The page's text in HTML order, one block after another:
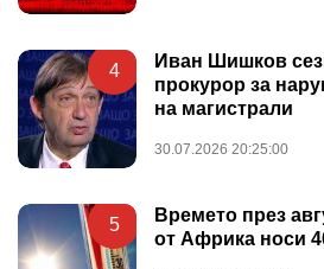
4
Иван Шишков
прокурор за
на магистрали
30.07.2026 20:25:00
5
Времето през
от Африка носи